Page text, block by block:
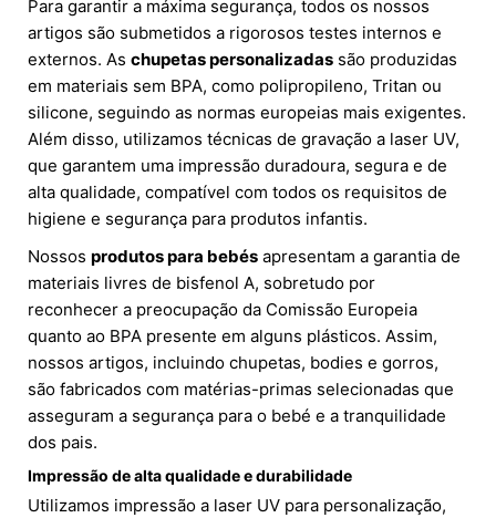
Para garantir a máxima segurança, todos os nossos
artigos são submetidos a rigorosos testes internos e
externos. As chupetas personalizadas são produzidas
em materiais sem BPA, como polipropileno, Tritan ou
silicone, seguindo as normas europeias mais exigentes.
Além disso, utilizamos técnicas de gravação a laser UV,
que garantem uma impressão duradoura, segura e de
alta qualidade, compatível com todos os requisitos de
higiene e segurança para produtos infantis.
Nossos produtos para bebés apresentam a garantia de
materiais livres de bisfenol A, sobretudo por
reconhecer a preocupação da Comissão Europeia
quanto ao BPA presente em alguns plásticos. Assim,
nossos artigos, incluindo chupetas, bodies e gorros,
são fabricados com matérias-primas selecionadas que
asseguram a segurança para o bebé e a tranquilidade
dos pais.
Impressão de alta qualidade e durabilidade
Utilizamos impressão a laser UV para personalização,